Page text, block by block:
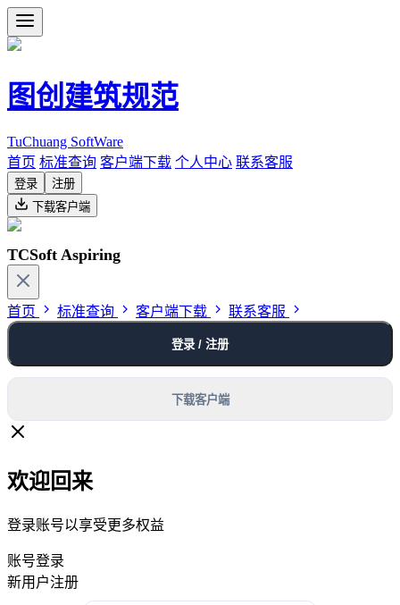
图创建筑规范
TuChuang SoftWare
首页 标准查询 客户端下载 个人中心 联系客服
登录
注册
下载客户端
TCSoft Aspiring
首页 标准查询 客户端下载 联系客服
登录 / 注册
下载客户端
欢迎回来
登录账号以享受更多权益
账号登录
新用户注册